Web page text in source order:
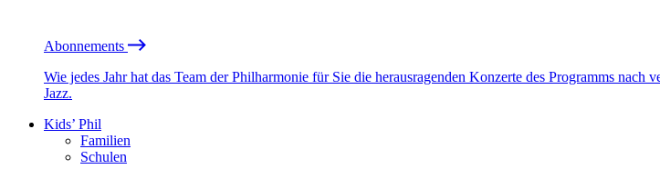
Abonnements
Wie jedes Jahr hat das Team der Philharmonie für Sie die herausragenden Konzerte des Programms
Jazz.
Kids’ Phil
Familien
Schulen